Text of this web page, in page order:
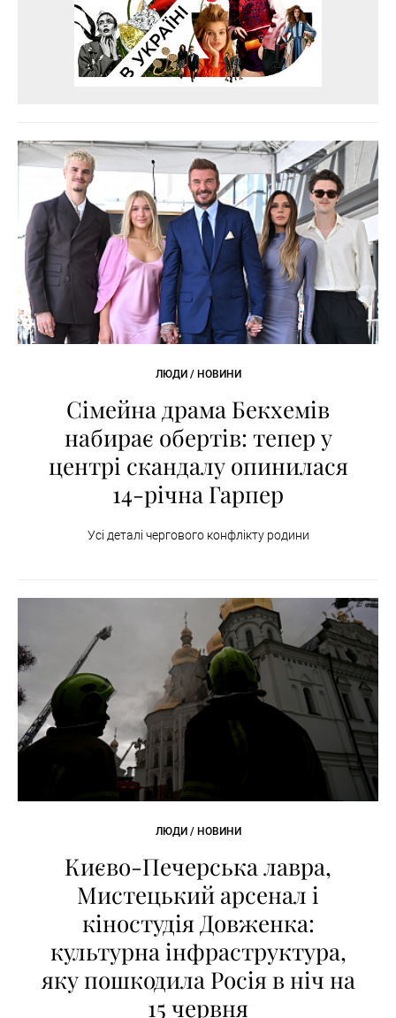
ЛЮДИ / НОВИНИ
Сімейна драма Бекхемів
набирає обертів: тепер у
центрі скандалу опинилася
14-річна Гарпер
Усі деталі чергового конфлікту родини
ЛЮДИ / НОВИНИ
Києво-Печерська лавра,
Мистецький арсенал і
кіностудія Довженка:
культурна інфраструктура,
яку пошкодила Росія в ніч на
15 червня